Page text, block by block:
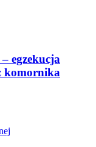
egzekucja
komornika